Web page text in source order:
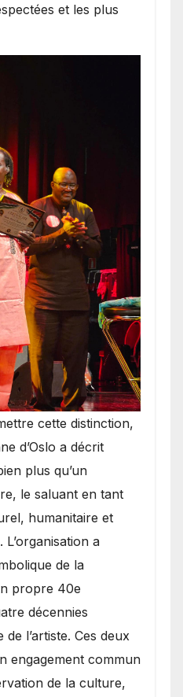
et les plus
cette distinction,
d’Oslo a décrit
plus qu’un
le saluant en tant
humanitaire et
a
de la
propre 40e
décennies
de l’artiste. Ces deux
engagement commun
de la culture,